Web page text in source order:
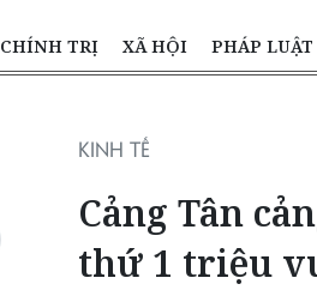
CHÍNH TRỊ XÃ HỘI PHÁP LUẬT
KINH TẾ
Cảng Tân
thứ 1 triệu